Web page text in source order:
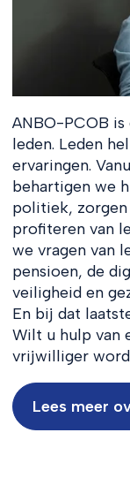
ANBO-PCOB
leden. Leden
ervaringen.
behartigen we
politiek, zorgen
profiteren van
we vragen van
pensioen, de
veiligheid en
En bij dat
Wilt u hulp van
vrijwilliger
Lees meer